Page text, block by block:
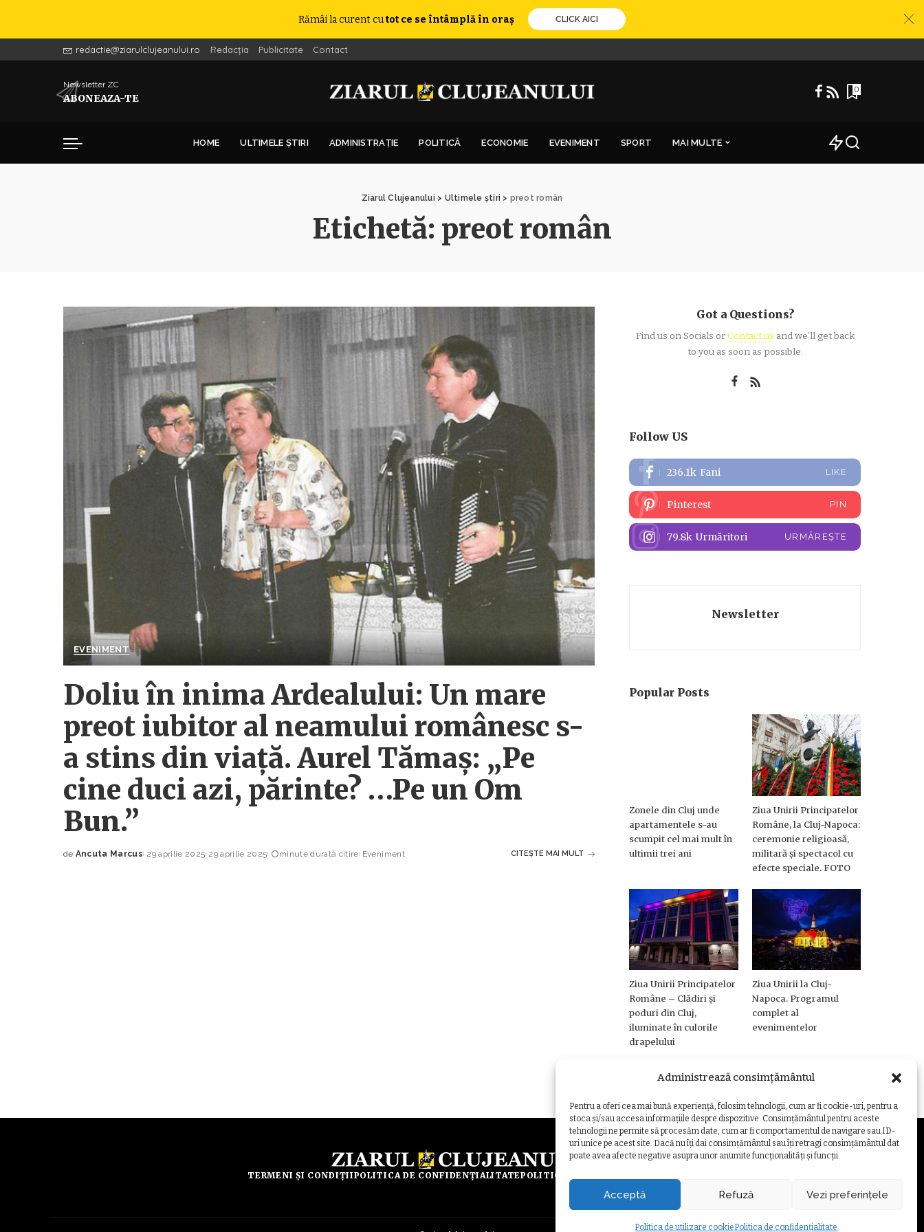
Administrează consimțământul
Pentru a oferi cea mai bună experiență, folosim tehnologii, cum ar fi cookie-uri, pentru a
stoca și/sau accesa informațiile despre dispozitive. Consimțământul pentru aceste
tehnologii ne permite să procesăm date, cum ar fi comportamentul de navigare sau ID-
uri unice pe acest site. Dacă nu îți dai consimțământul sau îți retragi consimțământul dat
poate avea afecte negative asupra unor anumite funcționalități și funcții.
Acceptă Refuză Vezi preferințele
Politica de utilizare cookiePolitica de confidențialitate
Rămâi la curent cutot ce se întâmplă în oraș CLICK AICI
redactie@ziarulclujeanului.ro Redacția Publicitate Contact
Newsletter ZC
ABONEAZA-TE
0
HOME ULTIMELE ȘTIRI ADMINISTRAȚIE POLITICĂ ECONOMIE EVENIMENT SPORT MAI MULTE
Ziarul Clujeanului > Ultimele știri > preot român
Etichetă: preot român
EVENIMENT
Doliu în inima Ardealului: Un mare
preot iubitor al neamului românesc s-
a stins din viață. Aurel Tămaș: „Pe
cine duci azi, părinte? …Pe un Om
Bun.”
de Ancuta Marcus 29 aprilie 2025 29 aprilie 2025 minute durată citire Eveniment CITEȘTE MAI MULT
Got a Questions?
Find us on Socials orContact us and we’ll get back
to you as soon as possible.
Follow US
236.1k Fani LIKE
Pinterest PIN
79.8k Urmăritori URMĂREȘTE
Newsletter
Popular Posts
Zonele din Cluj unde
apartamentele s-au
scumpit cel mai mult în
ultimii trei ani
Ziua Unirii Principatelor
Române, la Cluj-Napoca:
ceremonie religioasă,
militară și spectacol cu
efecte speciale. FOTO
Ziua Unirii Principatelor
Române – Clădiri și
poduri din Cluj,
iluminate în culorile
drapelului
Ziua Unirii la Cluj-
Napoca. Programul
complet al
evenimentelor
TERMENI ȘI CONDIȚIIPOLITICA DE CONFIDENȚIALITATEPOLITICA DE UTILIZARE COOKIE